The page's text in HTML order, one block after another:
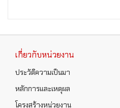
เกี่ยวกับหน่วยงาน
ประวัติความเป็นมา
หลักการและเหตุผล
โครงสร้างหน่วยงาน